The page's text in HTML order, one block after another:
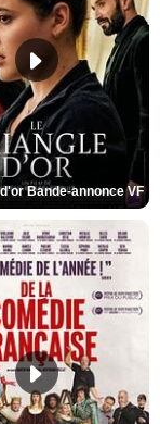
Bande-annonce VF